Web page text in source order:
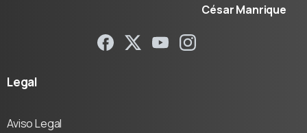
César Manrique
Legal
Aviso Legal